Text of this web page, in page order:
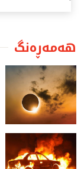
هەمەڕەنگ